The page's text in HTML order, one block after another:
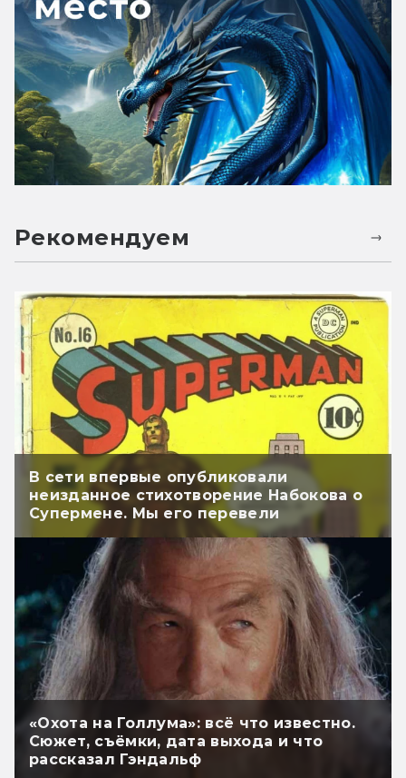
Рекомендуем
В сети впервые опубликовали
неизданное стихотворение Набокова о
Супермене. Мы его перевели
«Охота на Голлума»: всё что известно.
Сюжет, съёмки, дата выхода и что
рассказал Гэндальф